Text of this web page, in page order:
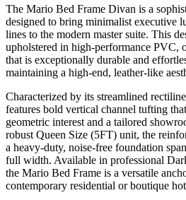
The Mario Bed Frame Divan is a
designed to bring minimalist executive
lines to the modern master suite. This
upholstered in high-performance PVC,
that is exceptionally durable and
maintaining a high-end, leather-like
Characterized by its streamlined
features bold vertical channel tufting
geometric interest and a tailored
robust Queen Size (5FT) unit, the
a heavy-duty, noise-free foundation
full width. Available in professional
the Mario Bed Frame is a versatile
contemporary residential or boutique